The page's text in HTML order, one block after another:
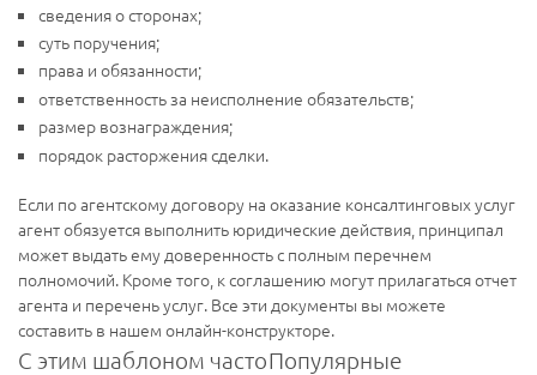
сведения о сторонах;
суть поручения;
права и обязанности;
ответственность за неисполнение обязательств;
размер вознаграждения;
порядок расторжения сделки.
Если по агентскому договору на оказание консалтинговых услуг
агент обязуется выполнить юридические действия, принципал
может выдать ему доверенность с полным перечнем
полномочий. Кроме того, к соглашению могут прилагаться отчет
агента и перечень услуг. Все эти документы вы можете
составить в нашем онлайн-конструкторе.
С этим шаблоном частоПопулярные